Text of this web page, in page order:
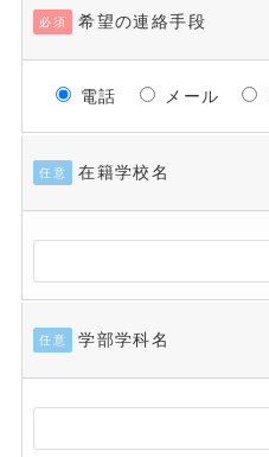
必須 希望の連絡手段
電話 メール
任意 在籍学校名
任意 学部学科名